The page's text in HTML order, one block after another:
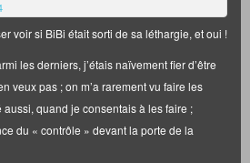
voir si BiBi était sorti de sa léthargie, et oui !
les derniers, j’étais naïvement fier d’être
veux pas ; on m’a rarement vu faire les
quand je consentais à les faire ;
du « contrôle » devant la porte de la